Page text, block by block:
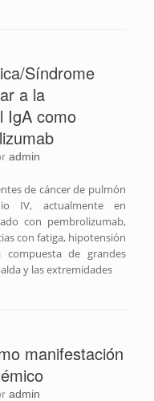
Síndrome
a la
IgA como
admin
de cáncer de pulmón
IV, actualmente en
con pembrolizumab,
con fatiga, hipotensión
de grandes
y las extremidades
manifestación
admin